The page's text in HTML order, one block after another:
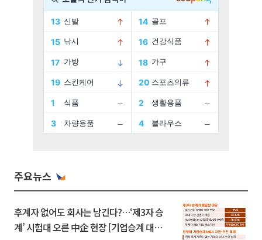
주요뉴스
후계자 없어도 회사는 남긴다?…‘제3자 승
계’ 시험대 오른 中企 현장 [기업승계 대전